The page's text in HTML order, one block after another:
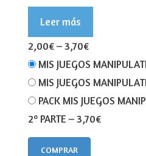
Leer más
2,00€–3,70€
MIS JUEGOS
MIS JUEGOS
PACK MIS JUEGOS
2º PARTE –3,70€
COMPRAR